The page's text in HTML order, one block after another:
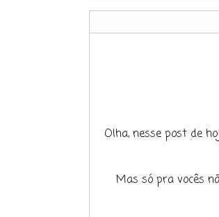
Olha, nesse post de
Mas só pra vocês